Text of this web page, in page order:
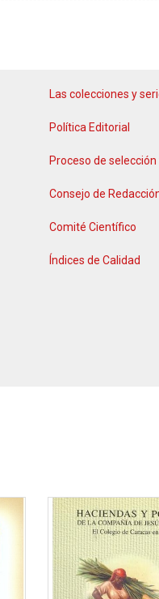
Las colecciones y
Política Editorial
Proceso de
Consejo de
Comité Científico
Índices de Calidad